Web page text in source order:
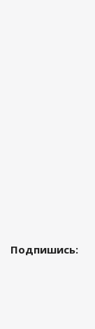
Подпишись: